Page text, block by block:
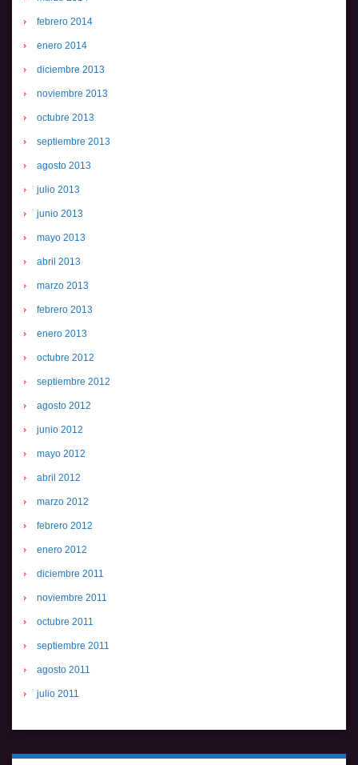
febrero 2014
enero 2014
diciembre 2013
noviembre 2013
octubre 2013
septiembre 2013
agosto 2013
julio 2013
junio 2013
mayo 2013
abril 2013
marzo 2013
febrero 2013
enero 2013
octubre 2012
septiembre 2012
agosto 2012
junio 2012
mayo 2012
abril 2012
marzo 2012
febrero 2012
enero 2012
diciembre 2011
noviembre 2011
octubre 2011
septiembre 2011
agosto 2011
julio 2011